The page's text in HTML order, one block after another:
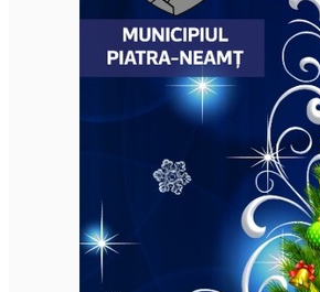
English
Mănăstirea Bistrița
Lacul Izvorul Muntelui
Casa memorială „Ion
Mănăstirea Secu
Lacul Cuejdel